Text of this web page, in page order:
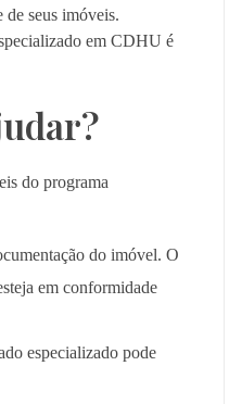
seus imóveis.
em CDHU é
do programa
do imóvel. O
em conformidade
especializado pode